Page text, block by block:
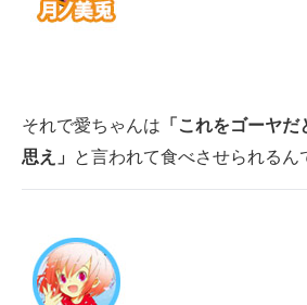
それで愛ちゃんは 「これをゴーヤ
思え」
と言われて食べさせられるん